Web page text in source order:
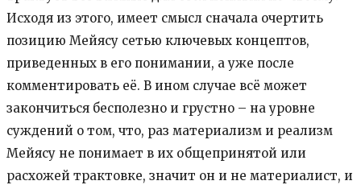
Исходя из этого, имеет смысл сначала очертить
позицию Мейясу сетью ключевых концептов,
приведенных в его понимании, а уже после
комментировать её. В ином случае всё может
закончиться бесполезно и грустно – на уровне
суждений о том, что, раз материализм и реализм
Мейясу не понимает в их общепринятой или
расхожей трактовке, значит он и не материалист, и